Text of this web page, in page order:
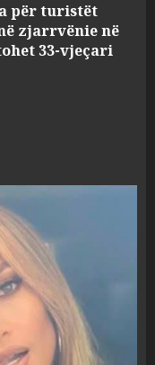
për turistët
zjarrvënie në
33-vjeçari